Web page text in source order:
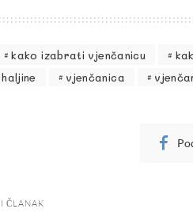
kako izabrati vjenčanicu
vjenčanica
ČLANAK